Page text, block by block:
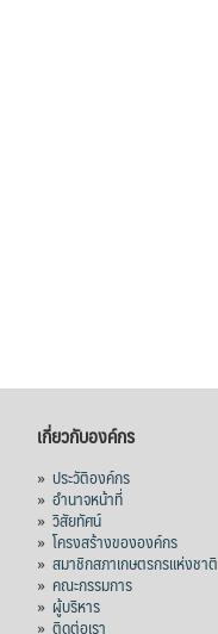
เกี่ยวกับองค์กร
»ประวัติองค์กร
»อำนาจหน้าที่
»วิสัยทัศน์
»โครงสร้างขององค์กร
»สมาชิกสภาเกษตรกรแห่งชาติ
»คณะกรรมการ
» ผู้บริหาร
»ติดต่อเรา